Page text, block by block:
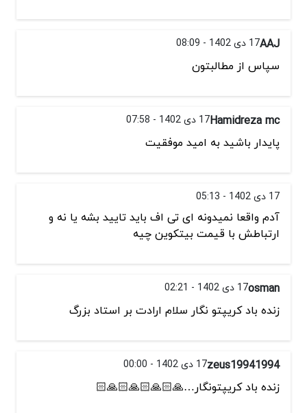
AAJ17 دی 1402 - 08:09
سپاس از مطالبتون
Hamidreza mc17 دی 1402 - 07:58
پايدار باشيد به اميد موفقيت
17 دی 1402 - 05:13
آدم واقعا نمیدونه ای تی اف باید تایید بشه یا نه و
ارتباطش با قیمت بیتکوین چیه
osman17 دی 1402 - 02:21
زنده باد کریپتو نگار سلام ارادت بر استاد بزرگ
zeus1994199417 دی 1402 - 00:00
زنده باد کریپتونگار…🙏🏻🙏🏻🙏🏻🙏🏻